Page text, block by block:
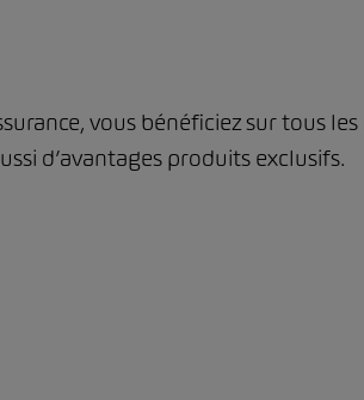
vous bénéficiez sur tous
d’avantages produits exclusifs.